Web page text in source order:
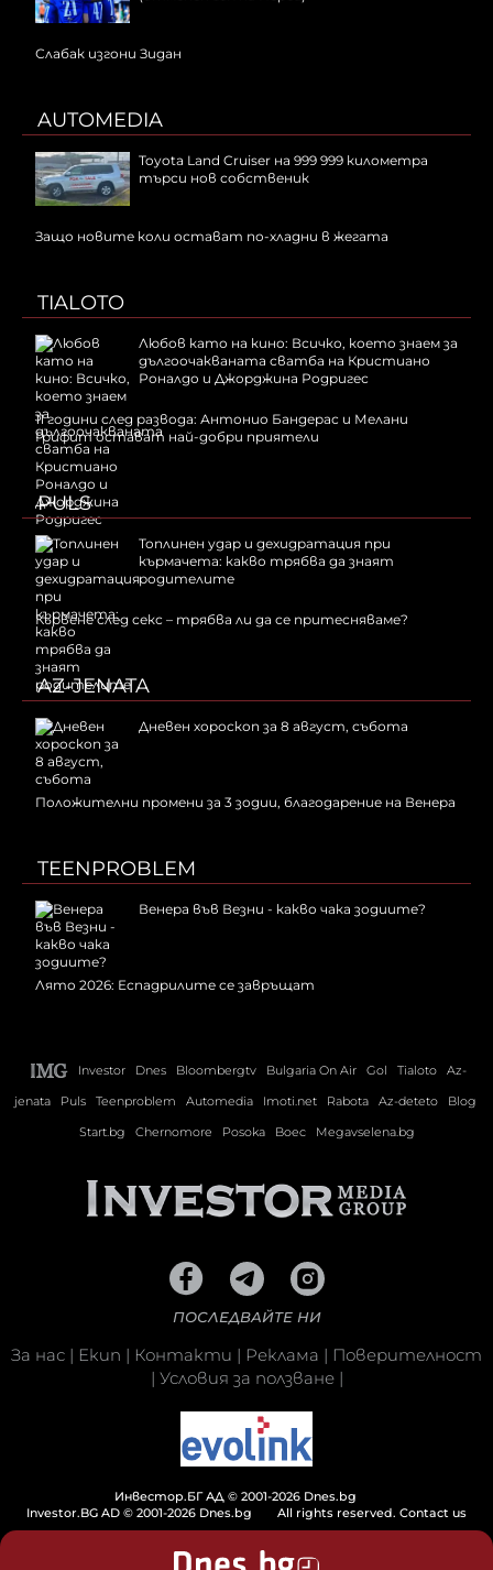
Слабак изгони Зидан
AUTOMEDIA
Toyota Land Cruiser на 999 999 километра
търси нов собственик
Защо новите коли остават по-хладни в жегата
TIALOTO
Любов като на кино: Всичко, което знаем за
дългоочакваната сватба на Кристиано
Роналдо и Джорджина Родригес
11 години след развода: Антонио Бандерас и Мелани
Грифит остават най-добри приятели
PULS
Топлинен удар и дехидратация при
кърмачета: какво трябва да знаят
родителите
Кървене след секс – трябва ли да се притесняваме?
AZ-JENATA
Дневен хороскоп за 8 август, събота
Положителни промени за 3 зодии, благодарение на Венера
TEENPROBLEM
Венера във Везни - какво чака зодиите?
Лято 2026: Еспадрилите се завръщат
Investor Dnes Bloombergtv Bulgaria On Air Gol Tialoto
Az-
jenata
Puls Teenproblem Automedia Imoti.net Rabota Az-deteto
Blog
Start.bg
Chernomore Posoka Boec Megavselena.bg
ПОСЛЕДВАЙТЕ НИ
За нас | Екип | Контакти | Реклама | Поверителност
| Условия за ползване|
Инвестор.БГ АД © 2001-2026 Dnes.bg
Investor.BG AD © 2001-2026 Dnes.bg
All rights reserved. Contact us